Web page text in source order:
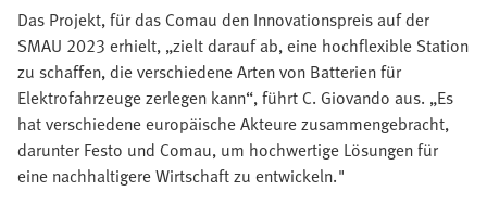
Das Projekt, für das Comau den Innovationspreis auf der
SMAU 2023 erhielt, „zielt darauf ab, eine hochflexible Station
zu schaffen, die verschiedene Arten von Batterien für
Elektrofahrzeuge zerlegen kann“, führt C. Giovando aus. „Es
hat verschiedene europäische Akteure zusammengebracht,
darunter Festo und Comau, um hochwertige Lösungen für
eine nachhaltigere Wirtschaft zu entwickeln."